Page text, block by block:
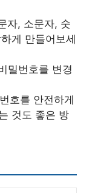
자, 소문자, 숫
게 만들어보세
밀번호를 변경
호를 안전하게
것도 좋은 방